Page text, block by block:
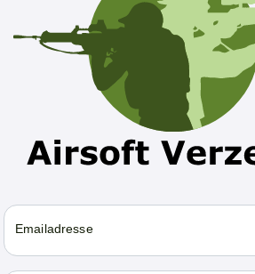
Emailadresse